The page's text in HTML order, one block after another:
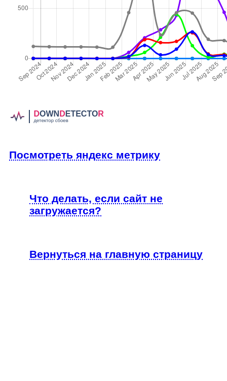
Посмотреть яндекс метрику
Что делать, если сайт не
загружается?
Вернуться на главную страницу